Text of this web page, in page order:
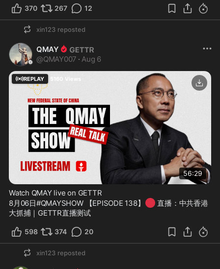
370 267 12
xin123 reposted
QMAY
@QMAY007 · Aug 6
Watch QMAY live on GETTR
8月06日#QMAYSHOW 【EPISODE 138】 🔴 直播：中共香港
大抓捕｜GETTR直播测试
REPLAY 5160 Views
56:29
598 374 20
xin123 reposted